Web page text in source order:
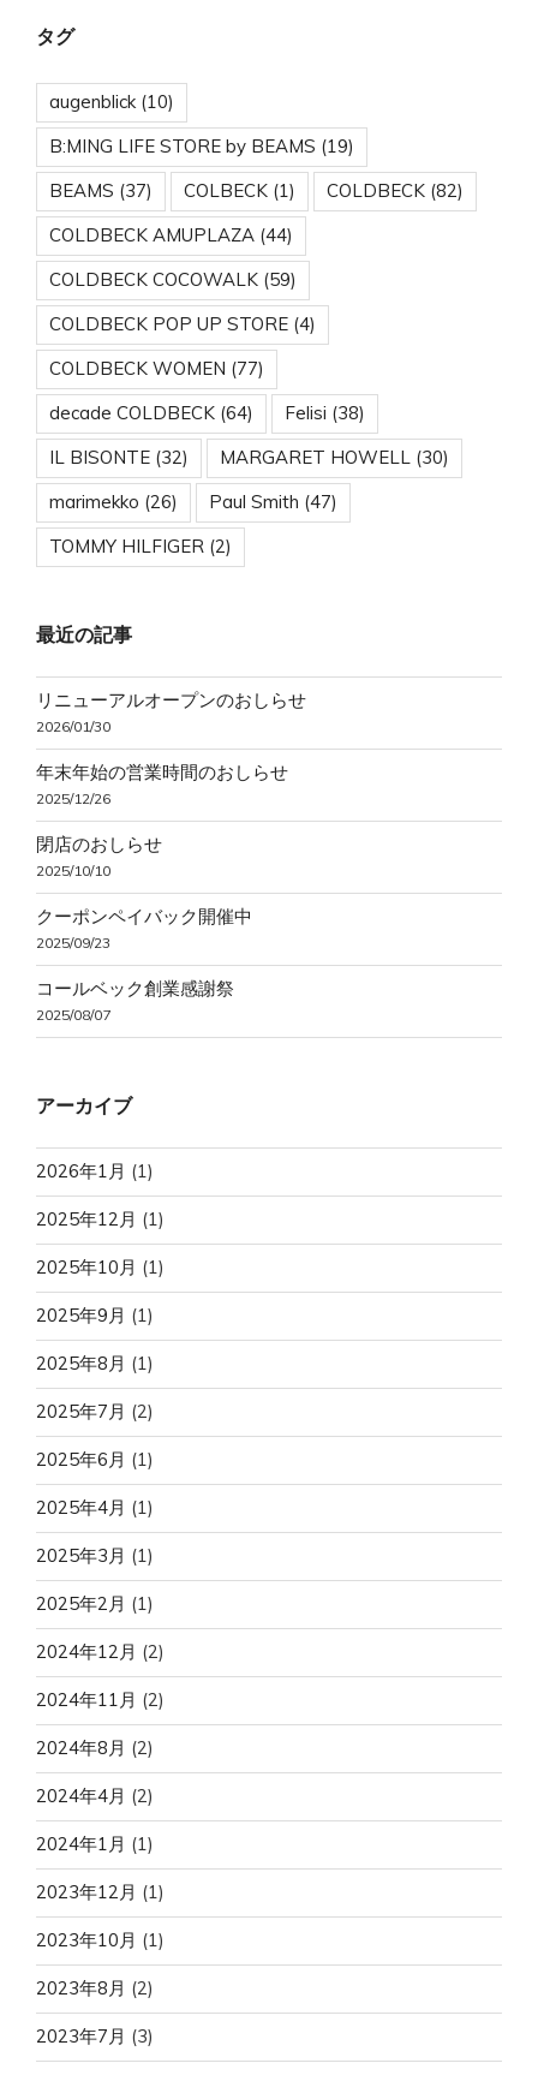
タグ
augenblick(10)
B:MING LIFE STORE by BEAMS (19)
BEAMS (37) COLBECK (1) COLDBECK (82)
COLDBECK AMUPLAZA (44)
COLDBECK COCOWALK (59)
COLDBECK POP UP STORE (4)
COLDBECK WOMEN (77)
decade COLDBECK (64) Felisi (38)
IL BISONTE (32) MARGARET HOWELL (30)
marimekko (26) Paul Smith (47)
TOMMY HILFIGER (2)
最近の記事
リニューアルオープンのおしらせ
2026/01/30
年末年始の営業時間のおしらせ
2025/12/26
閉店のおしらせ
2025/10/10
クーポンペイバック開催中
2025/09/23
コールベック創業感謝祭
2025/08/07
アーカイブ
2026年1月 (1)
2025年12月 (1)
2025年10月 (1)
2025年9月 (1)
2025年8月 (1)
2025年7月 (2)
2025年6月 (1)
2025年4月 (1)
2025年3月 (1)
2025年2月 (1)
2024年12月 (2)
2024年11月 (2)
2024年8月 (2)
2024年4月 (2)
2024年1月 (1)
2023年12月 (1)
2023年10月 (1)
2023年8月 (2)
2023年7月 (3)